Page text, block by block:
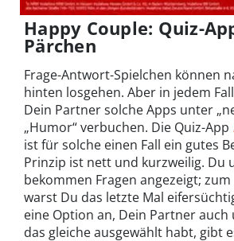
Happy Couple: Quiz-
Pärchen
Frage-Antwort-Spielchen können
hinten losgehen. Aber in jedem
Dein Partner solche Apps unter
„Humor“ verbuchen. Die Quiz-App
ist für solche einen Fall ein gutes
Prinzip ist nett und kurzweilig. Du
bekommen Fragen angezeigt; zum
warst Du das letzte Mal
eine Option an, Dein Partner
das gleiche ausgewählt habt, gibt